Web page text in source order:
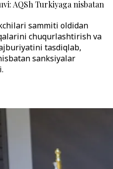
AQSh Turkiyaga nisbatan
sammiti oldidan
chuqurlashtirish va
tasdiqlab,
sanksiyalar